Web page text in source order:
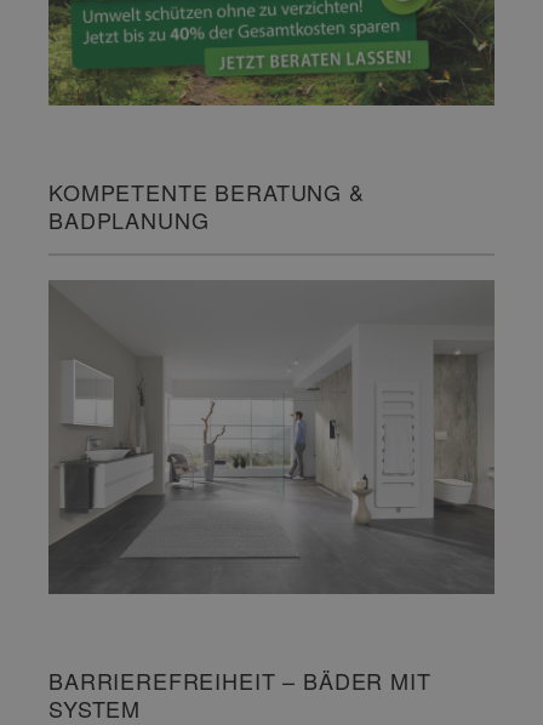
KOMPETENTE BERATUNG &
BADPLANUNG
BARRIEREFREIHEIT – BÄDER MIT
SYSTEM